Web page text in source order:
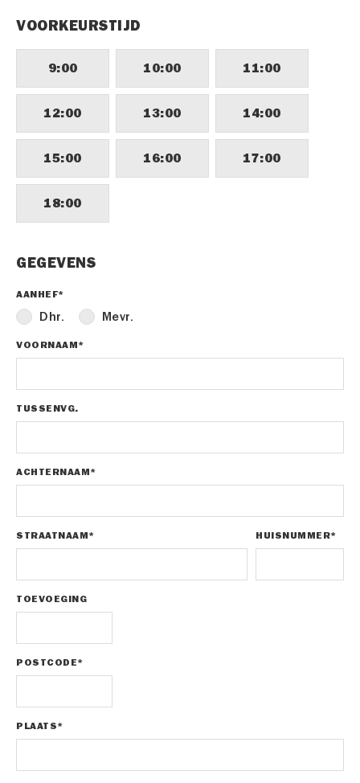
VOORKEURSTIJD
9:00 10:00 11:00
12:00 13:00 14:00
15:00 16:00 17:00
18:00
GEGEVENS
AANHEF*
Dhr. Mevr.
VOORNAAM*
TUSSENVG.
ACHTERNAAM*
STRAATNAAM* HUISNUMMER*
TOEVOEGING
POSTCODE*
PLAATS*